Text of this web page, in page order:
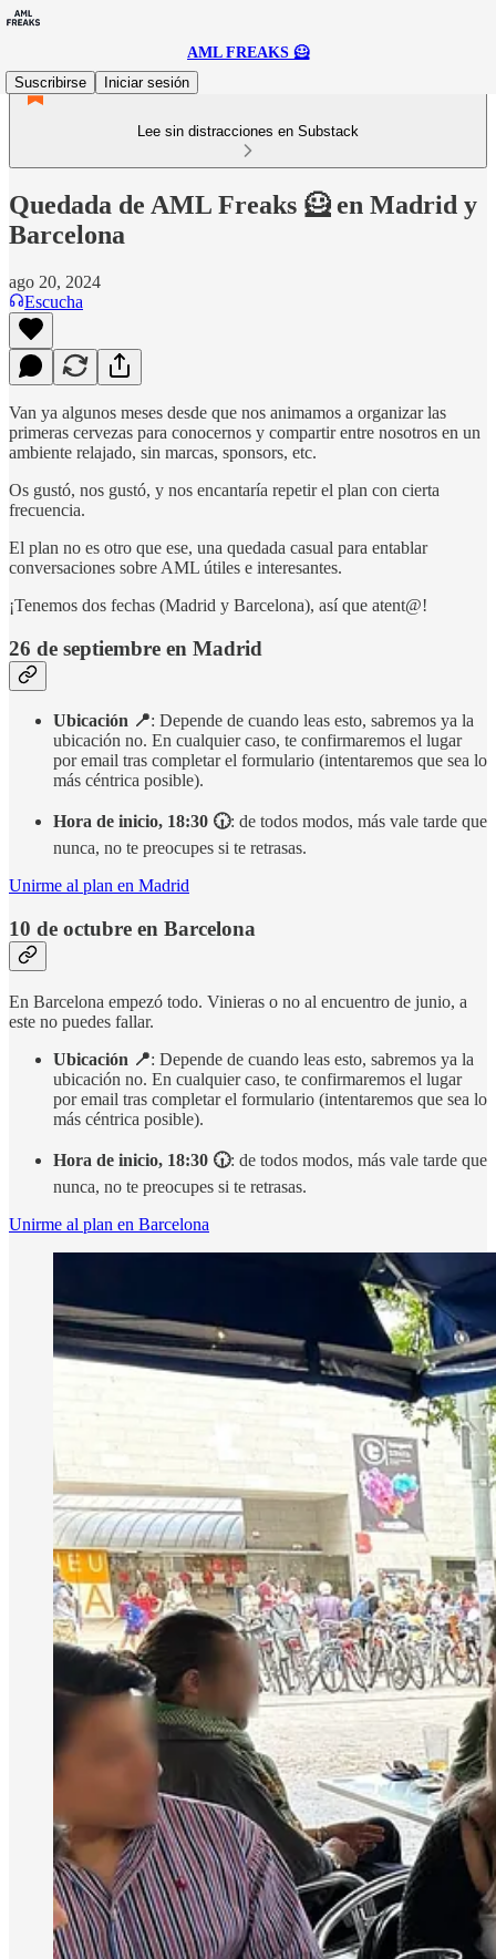
AML FREAKS 🦸
Suscribirse
Iniciar sesión
Lee sin distracciones en Substack
Quedada de AML Freaks 🦸 en Madrid y
Barcelona
ago 20, 2024
Escucha
Van ya algunos meses desde que nos animamos a organizar las
primeras cervezas para conocernos y compartir entre nosotros en un
ambiente relajado, sin marcas, sponsors, etc.
Os gustó, nos gustó, y nos encantaría repetir el plan con cierta
frecuencia.
El plan no es otro que ese, una quedada casual para entablar
conversaciones sobre AML útiles e interesantes.
¡Tenemos dos fechas (Madrid y Barcelona), así que atent@!
26 de septiembre en Madrid
Ubicación 📍: Depende de cuando leas esto, sabremos ya la
ubicación no. En cualquier caso, te confirmaremos el lugar
por email tras completar el formulario (intentaremos que sea lo
más céntrica posible).
Hora de inicio, 18:30 🕡: de todos modos, más vale tarde que
nunca, no te preocupes si te retrasas.
Unirme al plan en Madrid
10 de octubre en Barcelona
En Barcelona empezó todo. Vinieras o no al encuentro de junio, a
este no puedes fallar.
Ubicación 📍: Depende de cuando leas esto, sabremos ya la
ubicación no. En cualquier caso, te confirmaremos el lugar
por email tras completar el formulario (intentaremos que sea lo
más céntrica posible).
Hora de inicio, 18:30 🕡: de todos modos, más vale tarde que
nunca, no te preocupes si te retrasas.
Unirme al plan en Barcelona